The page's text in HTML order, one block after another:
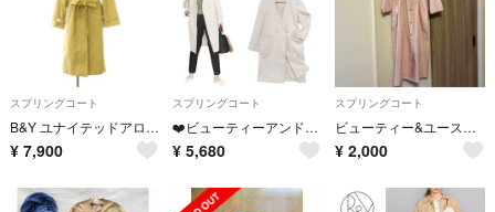
スプリングコート
B&Y ユナイテッドアローズ ビューティー&ユース コットンナイロン ノーカラー
¥ 7,900
スプリングコート
❤️ビューティーアンドユース(M)ツイルダブルノーカラースプリングコート 白系
¥ 5,680
スプリングコート
ビューティー&ユース 春コート
¥ 2,000